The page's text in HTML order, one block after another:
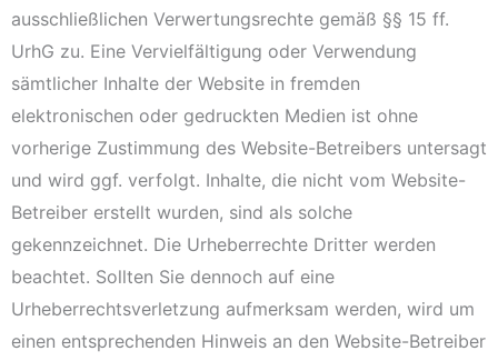
ausschließlichen Verwertungsrechte gemäß §§ 15 ff.
UrhG zu. Eine Vervielfältigung oder Verwendung
sämtlicher Inhalte der Website in fremden
elektronischen oder gedruckten Medien ist ohne
vorherige Zustimmung des Website-Betreibers untersagt
und wird ggf. verfolgt. Inhalte, die nicht vom Website-
Betreiber erstellt wurden, sind als solche
gekennzeichnet. Die Urheberrechte Dritter werden
beachtet. Sollten Sie dennoch auf eine
Urheberrechtsverletzung aufmerksam werden, wird um
einen entsprechenden Hinweis an den Website-Betreiber